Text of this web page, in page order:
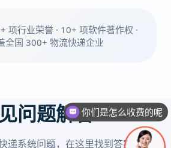
项行业荣誉 · 10+ 项软件著作权 ·
全国 300+ 物流快递企业
问题解答
递系统问题，在这里找到答案
现在有优惠活动吗